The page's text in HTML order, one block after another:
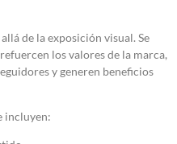
de la exposición visual. Se
los valores de la marca,
y generen beneficios
incluyen: